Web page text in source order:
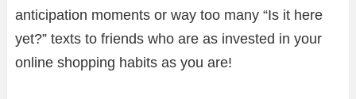
anticipation moments or way too many “Is it here
yet?” texts to friends who are as invested in your
online shopping habits as you are!